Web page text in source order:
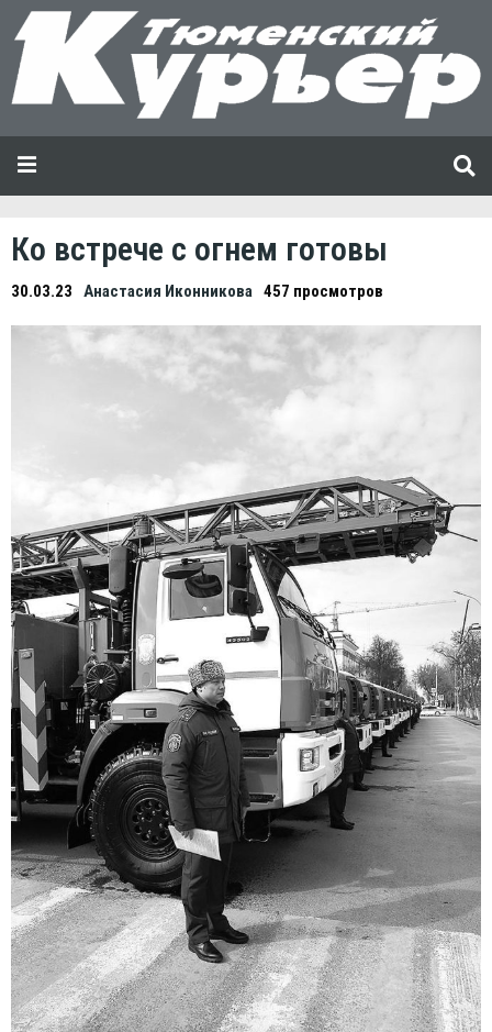
Ко встрече с огнем готовы
30.03.23 Анастасия Иконникова 457 просмотров